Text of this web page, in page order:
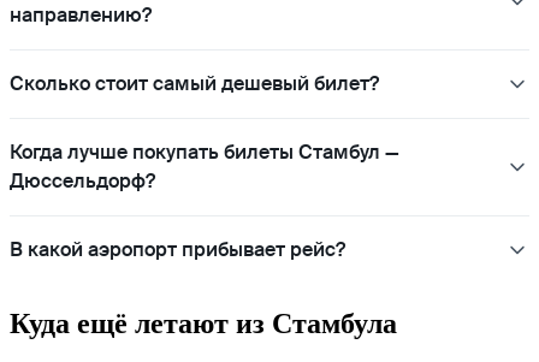
направлению?
Сколько стоит самый дешевый билет?
Когда лучше покупать билеты Стамбул —
Дюссельдорф?
В какой аэропорт прибывает рейс?
Куда ещё летают из Стамбула